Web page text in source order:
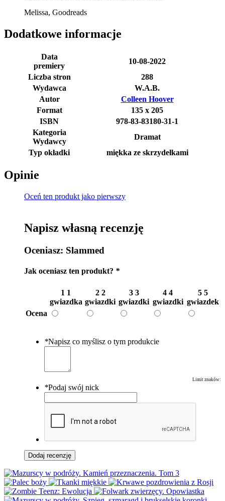
Melissa, Goodreads
Dodatkowe informacje
Data
premiery
10-08-2022
Liczba stron
288
Wydawca
W.A.B.
Autor
Colleen Hoover
Format
135 x 205
ISBN
978-83-83180-31-1
Kategoria
Wydawcy
Dramat
Typ okładki
miękka ze skrzydełkami
Opinie
Oceń ten produkt jako pierwszy
Napisz własną recenzję
Oceniasz: Slammed
Jak oceniasz ten produkt? *
1 1
gwiazdka
2 2
gwiazdki
3 3
gwiazdki
4 4
gwiazdki
5 5
gwiazdek
Ocena
*Napisz co myślisz o tym produkcie
Limit znaków:
*Podaj swój nick
Dodaj recenzję